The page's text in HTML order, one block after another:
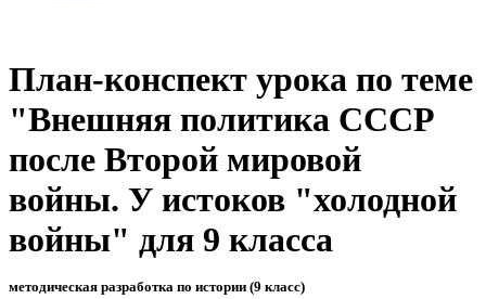
План-конспект урока по теме
"Внешняя политика СССР
после Второй мировой
войны. У истоков "холодной
войны" для 9 класса
методическая разработка по истории (9 класс)